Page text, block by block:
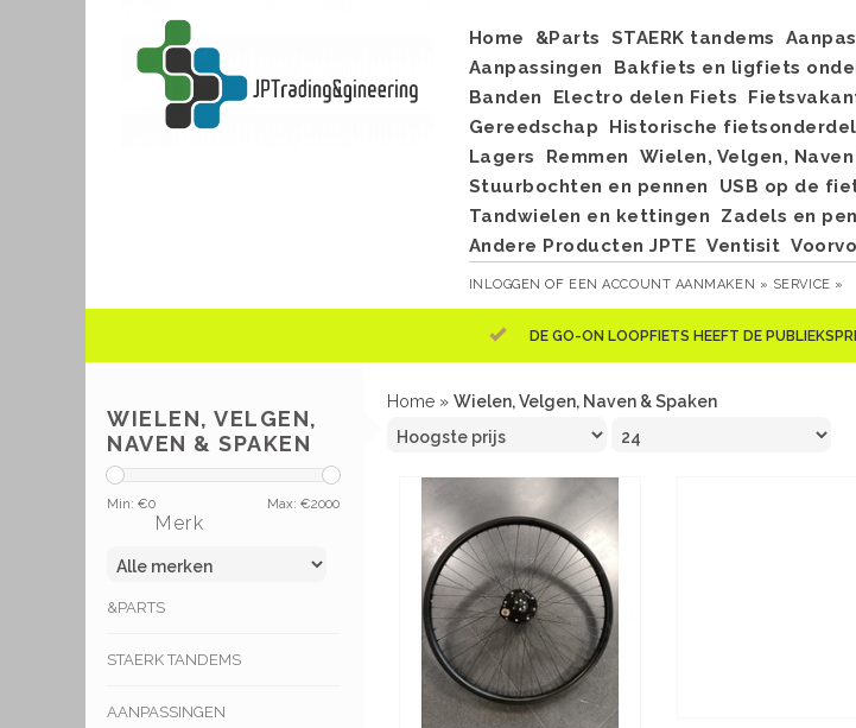
Home &Parts STAERK tandems
Aanpassingen
Bakfiets en ligfiets
Banden
Electro delen Fiets
Gereedschap
Historische
Lagers
Remmen Wielen, Velgen,
Stuurbochten en pennen
USB op de
Tandwielen en kettingen
Zadels en
Andere Producten JPTE Ventisit
INLOGGEN OF EEN ACCOUNT AANMAKEN » SERVICE »
DE GO-ON LOOPFIETS HEEFT DE
WIELEN, VELGEN,
NAVEN & SPAKEN
Min: €0 Max: €2000
Merk
&PARTS
STAERK TANDEMS
AANPASSINGEN
Home » Wielen, Velgen, Naven & Spaken